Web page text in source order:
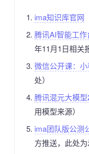
ima知识库官网
腾讯AI智能工
年11月1日相关
微信公开课：
处）
腾讯混元大模
用模型来源）
ima团队版公测
方推送，此处为